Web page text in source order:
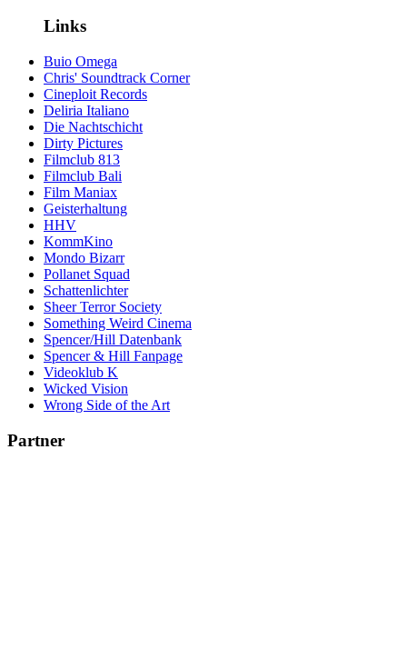
Links
Buio Omega
Chris' Soundtrack Corner
Cineploit Records
Deliria Italiano
Die Nachtschicht
Dirty Pictures
Filmclub 813
Filmclub Bali
Film Maniax
Geisterhaltung
HHV
KommKino
Mondo Bizarr
Pollanet Squad
Schattenlichter
Sheer Terror Society
Something Weird Cinema
Spencer/Hill Datenbank
Spencer & Hill Fanpage
Videoklub K
Wicked Vision
Wrong Side of the Art
Partner